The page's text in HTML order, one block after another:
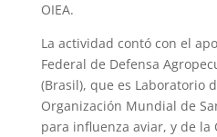
OIEA.
La actividad contó con el
Federal de Defensa
(Brasil), que es Laboratorio
Organización Mundial de
para influenza aviar, y de la